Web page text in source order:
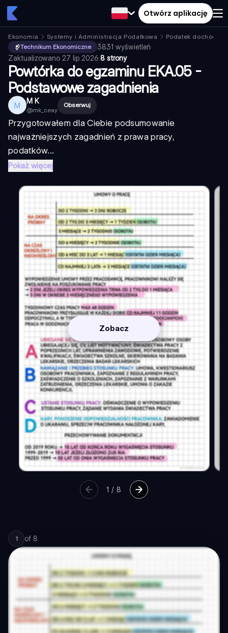
Otwórz aplikację
Ekonomia Systemy i Administracja Podatkowa
Podatek
Technikum Ekonomiczne
3831 wyświetleń·
Zaktualizowano 27 lip 2026·8 strony
Powtórka do egzaminu EKA.05 -
Podstawowe zagadnienia
M M K
@mk_ceay
Obserwuj
Przygotowałem dla Ciebie podsumowanie
najważniejszych zagadnień z prawa pracy,
podatków...
Pokaż więcej
Zobacz
1 / 8
1 of 8